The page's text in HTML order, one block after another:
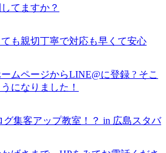
てますか？
ても親切丁寧で対応も早くて安心
ームページからLINE@に登録 ? そこ
になりました！
グ集客アップ教室！？ in 広島スタバ